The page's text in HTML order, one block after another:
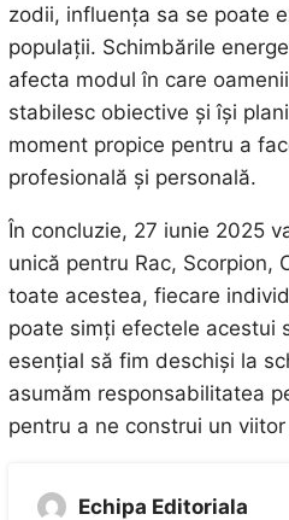
zodii, influența sa se poate
populații. Schimbările
afecta modul în care
stabilesc obiective și își
moment propice pentru a
profesională și personală.
În concluzie, 27 iunie 2025
unică pentru Rac, Scorpion,
toate acestea, fiecare
poate simți efectele acestui
esențial să fim deschiși la
asumăm responsabilitatea
pentru a ne construi un
Echipa Editoriala